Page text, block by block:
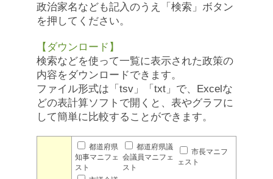
政治家名なども記入のうえ「検索」ボタン
を押してください。
【ダウンロード】
検索などを使って一覧に表示された政策の
内容をダウンロードできます。
ファイル形式は「tsv」「txt」で、Excelな
どの表計算ソフトで開くと、表やグラフに
して簡単に比較することができます。
都道府県
知事マニフェ
スト
都道府県議
会議員マニフェ
スト
市長マニフ
ェスト